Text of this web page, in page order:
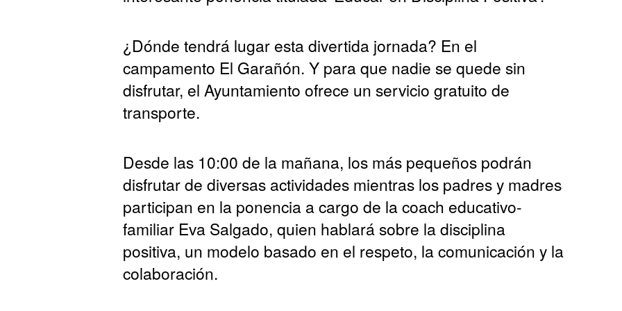
¿Dónde tendrá lugar esta divertida jornada? En el
campamento El Garañón. Y para que nadie se quede sin
disfrutar, el Ayuntamiento ofrece un servicio gratuito de
transporte.
Desde las 10:00 de la mañana, los más pequeños podrán
disfrutar de diversas actividades mientras los padres y madres
participan en la ponencia a cargo de la coach educativo-
familiar Eva Salgado, quien hablará sobre la disciplina
positiva, un modelo basado en el respeto, la comunicación y la
colaboración.